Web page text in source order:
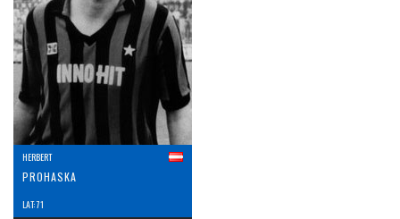
HERBERT
PROHASKA
LAT: 71